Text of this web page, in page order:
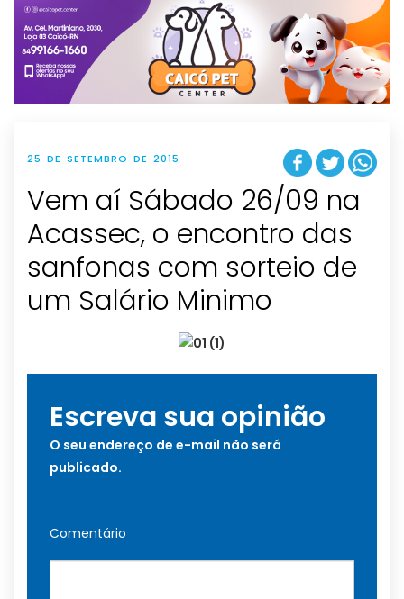
g
t
i
o
n
25 DE SETEMBRO DE 2015
Vem aí Sábado 26/09 na
Acassec, o encontro das
sanfonas com sorteio de
um Salário Minimo
Escreva sua opinião
O seu endereço de e-mail não será
publicado.
Comentário